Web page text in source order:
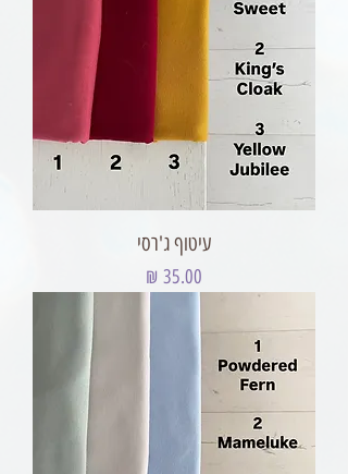
עיטוף ג'רסי
מחיר